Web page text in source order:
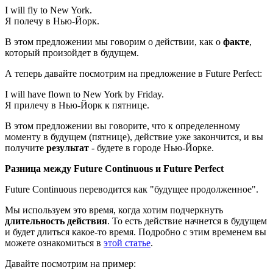
I will fly to New York.
Я полечу в Нью-Йорк.
В этом предложении мы говорим о действии, как о факте,
который произойдет в будущем.
А теперь давайте посмотрим на предложение в Future Perfect:
I will have flown to New York by Friday.
Я прилечу в Нью-Йорк к пятнице.
В этом предложении вы говорите, что к определенному
моменту в будущем (пятнице), действие уже закончится, и вы
получите результат - будете в городе Нью-Йорке.
Разница между Future Continuous и Future Perfect
Future Continuous переводится как "будущее продолженное".
Мы используем это время, когда хотим подчеркнуть
длительность действия. То есть действие начнется в будущем
и будет длиться какое-то время. Подробно с этим временем вы
можете ознакомиться в этой статье.
Давайте посмотрим на пример: